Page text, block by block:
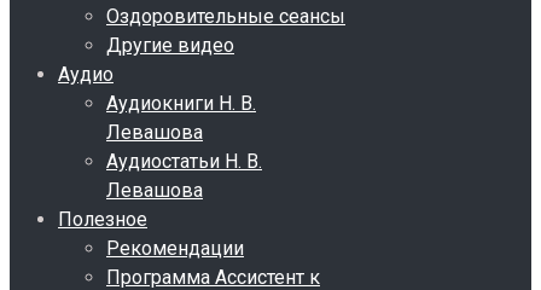
Оздоровительные сеансы
Другие видео
Аудио
Аудиокниги Н. В.
Левашова
Аудиостатьи Н. В.
Левашова
Полезное
Рекомендации
Программа Ассистент к